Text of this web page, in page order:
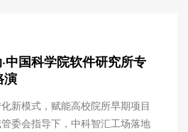
中国科学院软件研究所专
演
新模式，赋能高校院所早期项目
委会指导下，中科智汇工场落地